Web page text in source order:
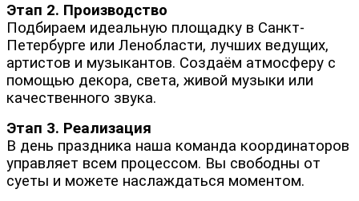
Этап 2. Производство
Подбираем идеальную площадку в Санкт-
Петербурге или Ленобласти, лучших ведущих,
артистов и музыкантов. Создаём атмосферу с
помощью декора, света, живой музыки или
качественного звука.
Этап 3. Реализация
В день праздника наша команда координаторов
управляет всем процессом. Вы свободны от
суеты и можете наслаждаться моментом.